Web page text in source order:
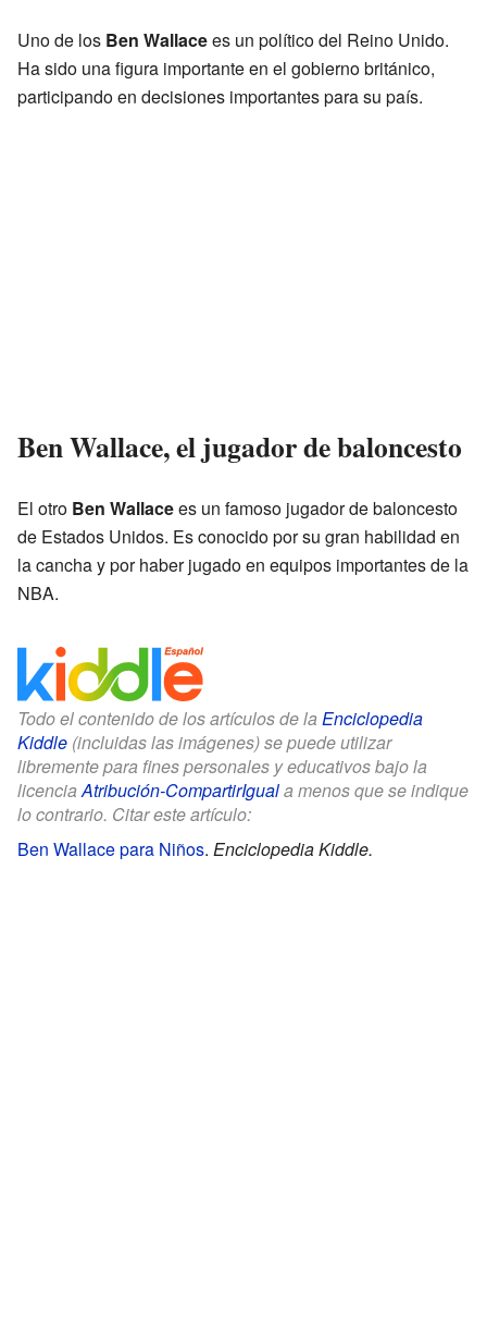
Uno de los Ben Wallacees un político del Reino Unido.
Ha sido una figura importante en el gobierno británico,
participando en decisiones importantes para su país.
Ben Wallace, el jugador de baloncesto
El otro Ben Wallacees un famoso jugador de baloncesto
de Estados Unidos. Es conocido por su gran habilidad en
la cancha y por haber jugado en equipos importantes de la
NBA.
Todo el contenido de los artículos de la Enciclopedia
Kiddle (incluidas las imágenes) se puede utilizar
libremente para fines personales y educativos bajo la
licenciaAtribución-CompartirIguala menos que se indique
lo contrario. Citar este artículo:
Ben Wallace para Niños. Enciclopedia Kiddle.